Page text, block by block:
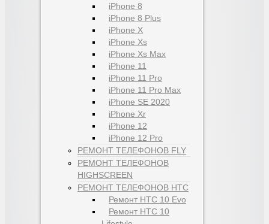
iPhone 8
iPhone 8 Plus
iPhone X
iPhone Xs
iPhone Xs Max
iPhone 11
iPhone 11 Pro
iPhone 11 Pro Max
iPhone SE 2020
iPhone Xr
iPhone 12
iPhone 12 Pro
РЕМОНТ ТЕЛЕФОНОВ FLY
РЕМОНТ ТЕЛЕФОНОВ
HIGHSCREEN
РЕМОНТ ТЕЛЕФОНОВ HTC
Ремонт HTC 10 Evo
Ремонт HTC 10